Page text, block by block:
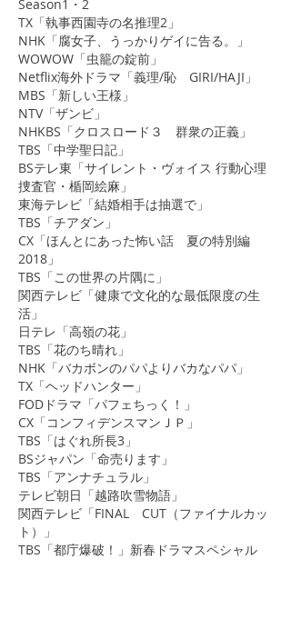
Season1・2
TX「執事西園寺の名推理2」
​NHK「腐女子、うっかりゲイに告る。」
WOWOW「虫籠の錠前」
Netflix海外ドラマ「義理/恥 GIRI/HAJI」
MBS「新しい王様」
NTV「ザンビ」
NHKBS「クロスロード３ 群衆の正義」
TBS「中学聖日記」
BSテレ東「サイレント・ヴォイス 行動心理
捜査官・楯岡絵麻」
東海テレビ「結婚相手は抽選で」
​TBS「チアダン」
CX「ほんとにあった怖い話 夏の特別編
2018」
​TBS「この世界の片隅に」
関西テレビ「健康で文化的な最低限度の生
活」
日テレ「高嶺の花」
TBS「花のち晴れ」
NHK「バカボンのパパよりバカなパパ」
​TX「ヘッドハンター」
​FODドラマ「パフェちっく！」
CX「コンフィデンスマンＪＰ」
TBS「はぐれ所長3」
BSジャパン「命売ります」
TBS「アンナチュラル」
テレビ朝日「越路吹雪物語」
関西テレビ「FINAL CUT（ファイナルカッ
ト）」
TBS「都庁爆破！」新春ドラマスペシャル